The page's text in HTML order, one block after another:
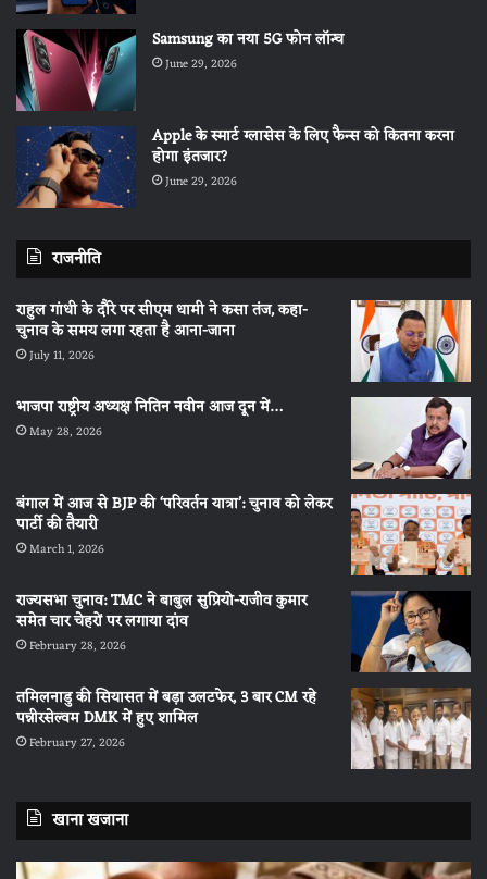
Samsung का नया 5G फोन लॉन्च
June 29, 2026
Apple के स्मार्ट ग्लासेस के लिए फैन्स को कितना करना
होगा इंतजार?
June 29, 2026
राजनीति
राहुल गांधी के दौरे पर सीएम धामी ने कसा तंज, कहा-
चुनाव के समय लगा रहता है आना-जाना
July 11, 2026
भाजपा राष्ट्रीय अध्यक्ष नितिन नवीन आज दून में…
May 28, 2026
बंगाल में आज से BJP की ‘परिवर्तन यात्रा’: चुनाव को लेकर
पार्टी की तैयारी
March 1, 2026
राज्यसभा चुनाव: TMC ने बाबुल सुप्रियो-राजीव कुमार
समेत चार चेहरों पर लगाया दांव
February 28, 2026
तमिलनाडु की सियासत में बड़ा उलटफेर, 3 बार CM रहे
पन्नीरसेल्वम DMK में हुए शामिल
February 27, 2026
खाना खजाना